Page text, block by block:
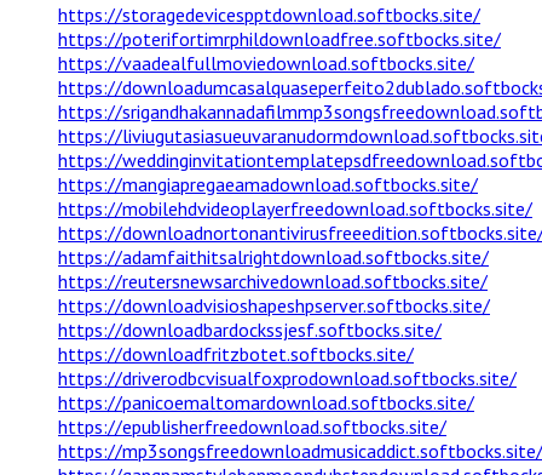
https://storagedevicespptdownload.softbocks.site/
https://poterifortimrphildownloadfree.softbocks.site/
https://vaadealfullmoviedownload.softbocks.site/
https://
https://
https://
https://
https://mangiapregaeamadownload.softbocks.site/
https://mobilehdvideoplayerfreedownload.softbocks.site/
https://
https://adamfaithitsalrightdownload.softbocks.site/
https://reutersnewsarchivedownload.softbocks.site/
https://downloadvisioshapeshpserver.softbocks.site/
https://downloadbardockssjesf.softbocks.site/
https://downloadfritzbotet.softbocks.site/
https://driverodbcvisualfoxprodownload.softbocks.site/
https://panicoemaltomardownload.softbocks.site/
https://epublisherfreedownload.softbocks.site/
https://mp3songsfreedownloadmusicaddict.softbocks.site/